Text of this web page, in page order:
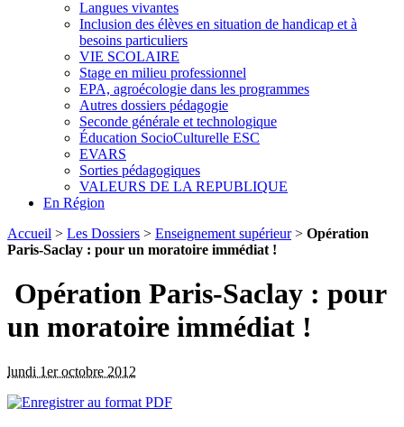
Langues vivantes
Inclusion des élèves en situation de handicap et à
besoins particuliers
VIE SCOLAIRE
Stage en milieu professionnel
EPA, agroécologie dans les programmes
Autres dossiers pédagogie
Seconde générale et technologique
Éducation SocioCulturelle ESC
EVARS
Sorties pédagogiques
VALEURS DE LA REPUBLIQUE
En Région
Accueil > Les Dossiers > Enseignement supérieur> Opération
Paris-Saclay : pour un moratoire immédiat !
Opération Paris-Saclay : pour
un moratoire immédiat !
lundi 1er octobre 2012